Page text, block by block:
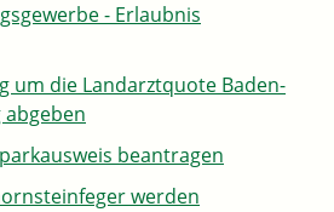
- Erlaubnis
um die Landarztquote Baden-
beantragen
werden